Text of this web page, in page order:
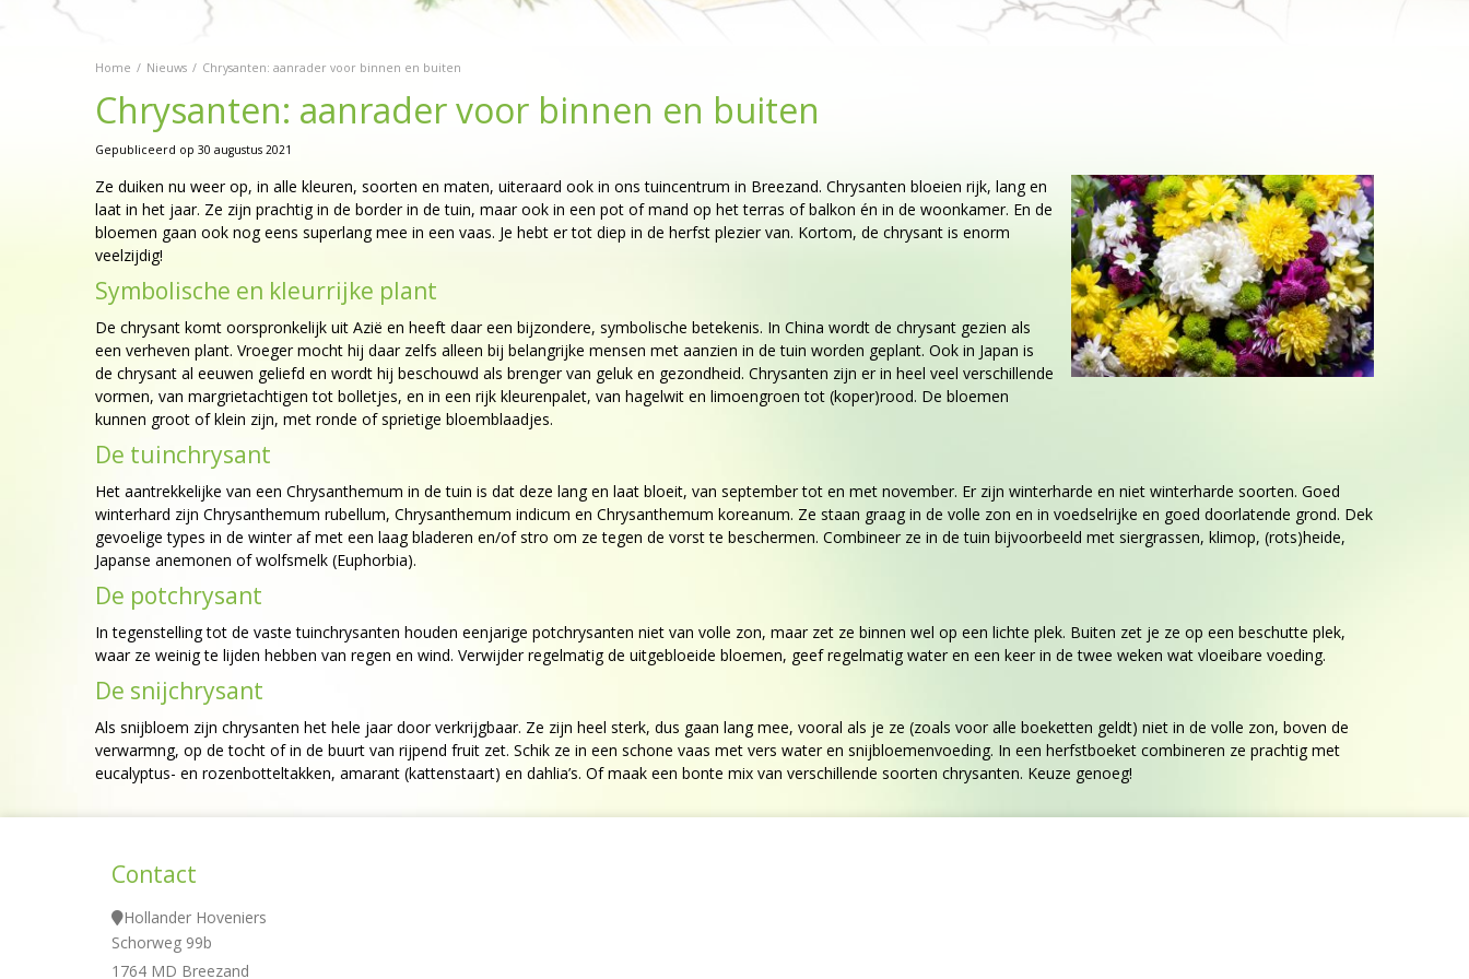
Home Nieuws Chrysanten: aanrader voor binnen en buiten
Chrysanten: aanrader voor binnen en buiten
Gepubliceerd op 30 augustus 2021
Ze duiken nu weer op, in alle kleuren, soorten en maten, uiteraard ook in ons tuincentrum in Breezand. Chrysanten bloeien rijk, lang en
laat in het jaar. Ze zijn prachtig in de border in de tuin, maar ook in een pot of mand op het terras of balkon én in de woonkamer. En de
bloemen gaan ook nog eens superlang mee in een vaas. Je hebt er tot diep in de herfst plezier van. Kortom, de chrysant is enorm
veelzijdig!
Symbolische en kleurrijke plant
De chrysant komt oorspronkelijk uit Azië en heeft daar een bijzondere, symbolische betekenis. In China wordt de chrysant gezien als
een verheven plant. Vroeger mocht hij daar zelfs alleen bij belangrijke mensen met aanzien in de tuin worden geplant. Ook in Japan is
de chrysant al eeuwen geliefd en wordt hij beschouwd als brenger van geluk en gezondheid. Chrysanten zijn er in heel veel verschillende
vormen, van margrietachtigen tot bolletjes, en in een rijk kleurenpalet, van hagelwit en limoengroen tot (koper)rood. De bloemen
kunnen groot of klein zijn, met ronde of sprietige bloemblaadjes.
De tuinchrysant
Het aantrekkelijke van een Chrysanthemum in de tuin is dat deze lang en laat bloeit, van september tot en met november. Er zijn winterharde en niet winterharde soorten. Goed
winterhard zijn Chrysanthemum rubellum, Chrysanthemum indicum en Chrysanthemum koreanum. Ze staan graag in de volle zon en in voedselrijke en goed doorlatende grond. Dek
gevoelige types in de winter af met een laag bladeren en/of stro om ze tegen de vorst te beschermen. Combineer ze in de tuin bijvoorbeeld met siergrassen, klimop, (rots)heide,
Japanse anemonen of wolfsmelk (Euphorbia).
De potchrysant
In tegenstelling tot de vaste tuinchrysanten houden eenjarige potchrysanten niet van volle zon, maar zet ze binnen wel op een lichte plek. Buiten zet je ze op een beschutte plek,
waar ze weinig te lijden hebben van regen en wind. Verwijder regelmatig de uitgebloeide bloemen, geef regelmatig water en een keer in de twee weken wat vloeibare voeding.
De snijchrysant
Als snijbloem zijn chrysanten het hele jaar door verkrijgbaar. Ze zijn heel sterk, dus gaan lang mee, vooral als je ze (zoals voor alle boeketten geldt) niet in de volle zon, boven de
verwarmng, op de tocht of in de buurt van rijpend fruit zet. Schik ze in een schone vaas met vers water en snijbloemenvoeding. In een herfstboeket combineren ze prachtig met
eucalyptus- en rozenbotteltakken, amarant (kattenstaart) en dahlia’s. Of maak een bonte mix van verschillende soorten chrysanten. Keuze genoeg!
Contact
Hollander Hoveniers
Schorweg 99b
1764 MD Breezand